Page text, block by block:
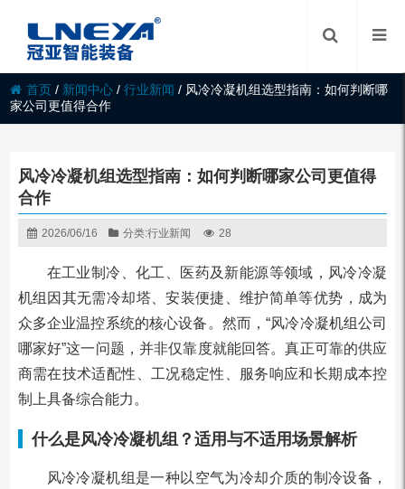
首页 / 新闻中心 /行业新闻 / 风冷冷凝机组选型指南：如何判断哪
家公司更值得合作
风冷冷凝机组选型指南：如何判断哪家公司更值得
合作
2026/06/16 分类:行业新闻 28
在工业制冷、化工、医药及新能源等领域，风冷冷凝
机组因其无需冷却塔、安装便捷、维护简单等优势，成为
众多企业温控系统的核心设备。然而，“风冷冷凝机组公司
哪家好”这一问题，并非仅靠度就能回答。真正可靠的供应
商需在技术适配性、工况稳定性、服务响应和长期成本控
制上具备综合能力。
什么是风冷冷凝机组？适用与不适用场景解析
风冷冷凝机组是一种以空气为冷却介质的制冷设备，